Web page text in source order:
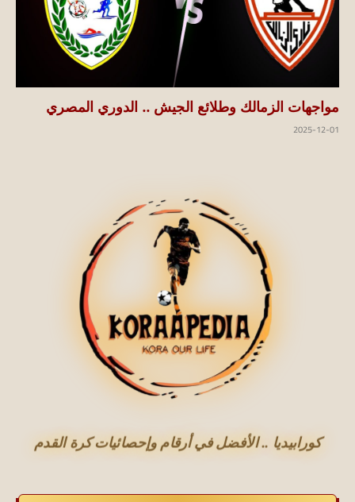
مواجهات الزمالك وطلائع الجيش .. الدوري المصري
2025-12-01
كورابيديا .. الأفضل في أرقام وإحصائيات كرة القدم